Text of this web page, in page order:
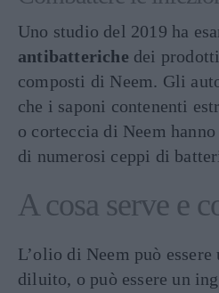
Uno studio del 2019 ha
antibatteriche dei
composti di Neem. Gli
che i saponi contenenti
o corteccia di Neem
di numerosi ceppi di
A cosa serve e
L’olio di Neem può
diluito, o può essere un